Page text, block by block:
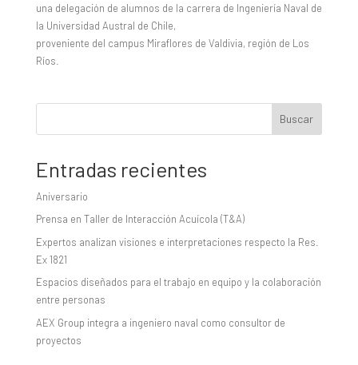
una delegación de alumnos de la carrera de Ingeniería Naval de
la Universidad Austral de Chile,
proveniente del campus Miraflores de Valdivia, región de Los
Ríos.
Buscar
Entradas recientes
Aniversario
Prensa en Taller de Interacción Acuícola (T&A)
Expertos analizan visiones e interpretaciones respecto la Res.
Ex 1821
Espacios diseñados para el trabajo en equipo y la colaboración
entre personas
AEX Group integra a ingeniero naval como consultor de
proyectos